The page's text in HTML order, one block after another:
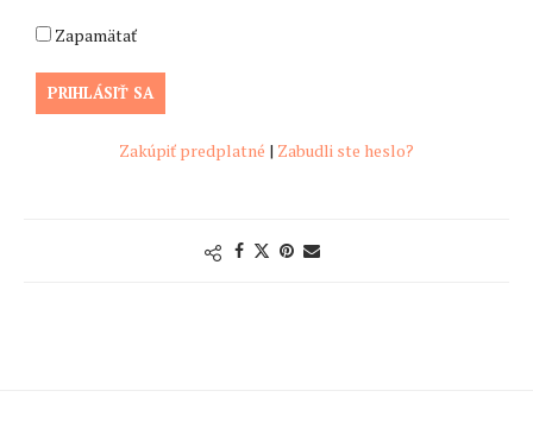
Zapamätať
Zakúpiť predplatné | Zabudli ste heslo?